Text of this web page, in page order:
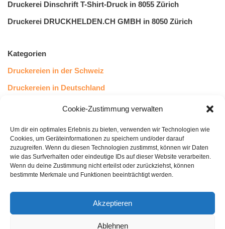
Cookie-Zustimmung verwalten
Um dir ein optimales Erlebnis zu bieten, verwenden wir Technologien wie
Cookies, um Geräteinformationen zu speichern und/oder darauf
zuzugreifen. Wenn du diesen Technologien zustimmst, können wir Daten
wie das Surfverhalten oder eindeutige IDs auf dieser Website verarbeiten.
Wenn du deine Zustimmung nicht erteilst oder zurückziehst, können
bestimmte Merkmale und Funktionen beeinträchtigt werden.
Akzeptieren
Ablehnen
Druckerei Dinschrift T-Shirt-Druck in 8055 Zürich
Druckerei DRUCKHELDEN.CH GMBH in 8050 Zürich
Kategorien
Druckereien in der Schweiz
Druckereien in Deutschland
Druckereien in Österreich
Kundenstimmen